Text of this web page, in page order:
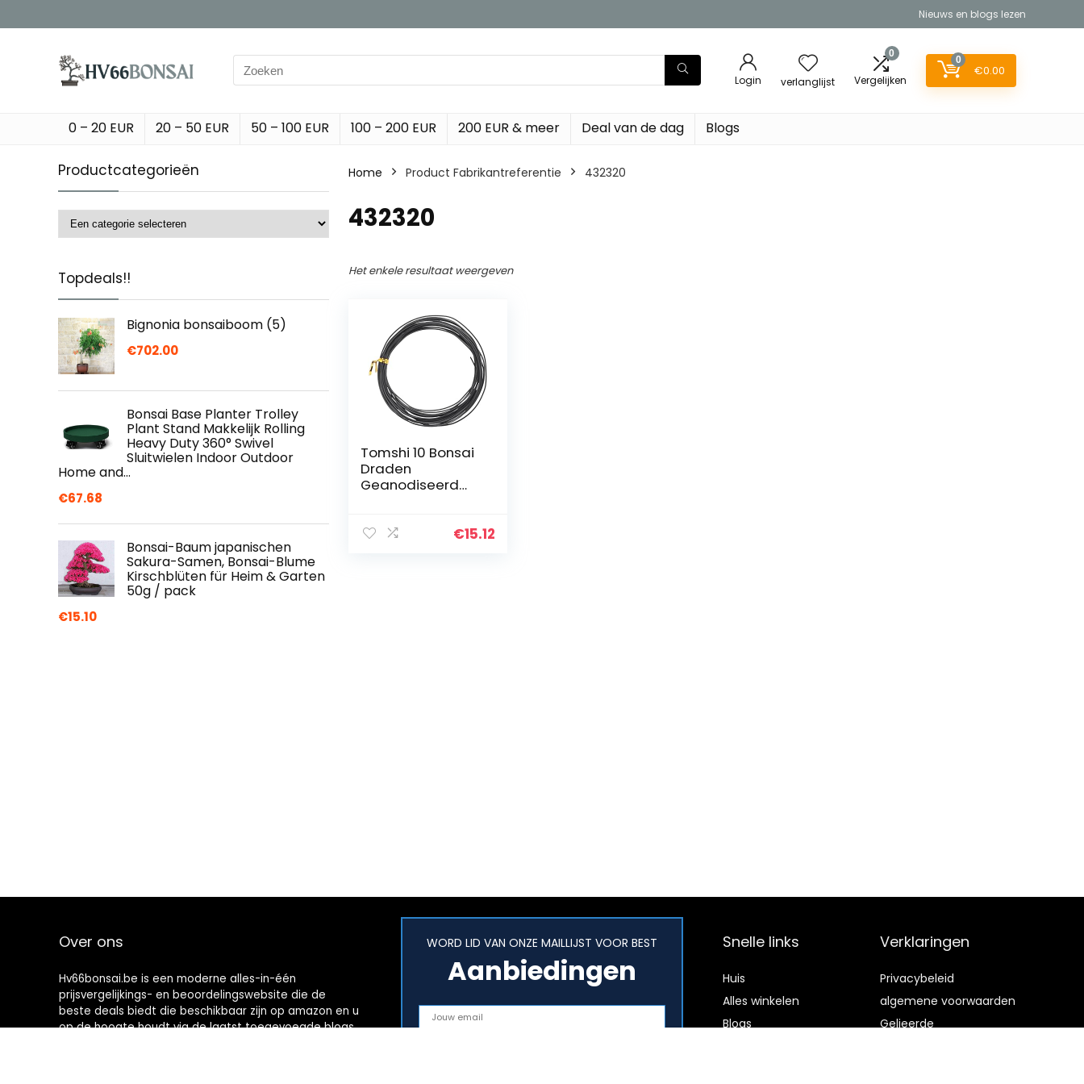
Nieuws en blogs lezen
Search
for:
Login verlanglijst
0
Vergelijken
0
€0.00
0 – 20 EUR 20 – 50 EUR 50 – 100 EUR 100 – 200 EUR 200 EUR & meer Deal van de dag Blogs
Productcategorieën
Topdeals!!
Bignonia bonsaiboom (5)
€702.00
Bonsai Base Planter Trolley
Plant Stand Makkelijk Rolling
Heavy Duty 360° Swivel
Sluitwielen Indoor Outdoor
Home and…
€67.68
Bonsai-Baum japanischen
Sakura-Samen, Bonsai-Blume
Kirschblüten für Heim & Garten
50g / pack
€15.10
Home Product Fabrikantreferentie ‎432320
‎432320
Het enkele resultaat weergeven
Tomshi 10 Bonsai
Draden
Geanodiseerd
5 Maten – 1,0 mm,
€15.12
Over ons
Hv66bonsai.be is een moderne alles-in-één
prijsvergelijkings- en beoordelingswebsite die de
beste deals biedt die beschikbaar zijn op amazon en u
op de hoogte houdt via de laatst toegevoegde blogs.
WORD LID VAN ONZE MAILLIJST VOOR BEST
Aanbiedingen
Snelle links
Huis
Alles winkelen
Blogs
Verklaringen
Privacybeleid
algemene voorwaarden
Gelieerde